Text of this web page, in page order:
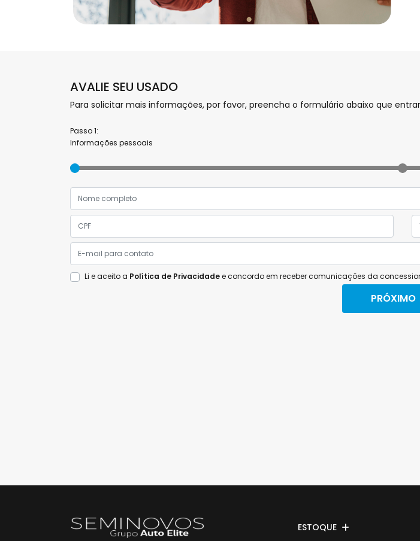
AVALIE SEU USADO
Para solicitar mais informações, por favor, preencha o formulário abaixo que
Passo 1:
Informações pessoais
Li e aceito a Política de Privacidadee concordo em receber comunicações da
PRÓXIMO
ESTOQUE